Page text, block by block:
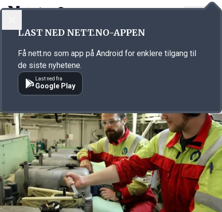
Annonsørinnhold
LAST NED NETT.NO-APPEN
Få nett.no som app på Android for enklere tilgang til
de siste nyhetene.
Last ned fra
Google Play